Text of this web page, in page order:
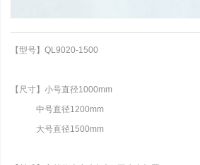
【型号】QL9020-1500
【尺寸】小号直径1000mm
中号直径1200mm
大号直径1500mm